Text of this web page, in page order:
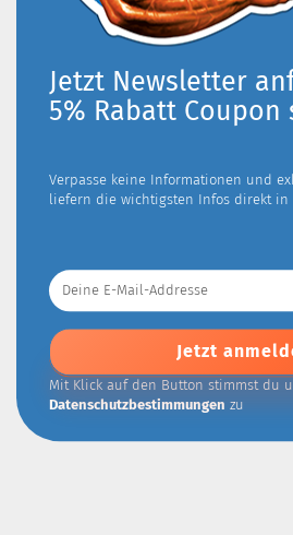
Jetzt Newsletter
5% Rabatt Coupon
Verpasse keine Informationen und
liefern die wichtigsten Infos direkt in
Deine
E-
Mail-
Addresse
Mit Klick auf den Button stimmst du
Datenschutzbestimmungen zu